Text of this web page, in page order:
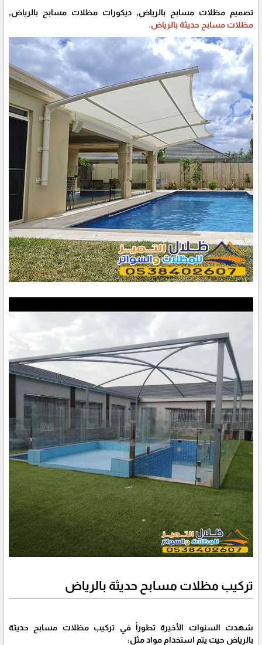
تصميم مظلات مسابح بالرياض, ديكورات مظلات مسابح بالرياض,
مظلات مسابح حديثة بالرياض.
تركيب مظلات مسابح حديثة بالرياض
شهدت السنوات الأخيرة تطوراً في تركيب مظلات مسابح حديثة
بالرياض حيث يتم استخدام مواد مثل: